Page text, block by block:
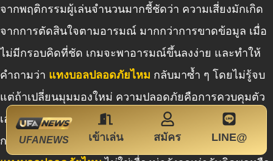
จากพฤติกรรมผู้เล่นจำนวนมากชี้ชัดว่า ความเสี่ยงมักเกิด
จากการตัดสินใจตามอารมณ์ มากกว่าการขาดข้อมูล เมื่อ
ไม่มีกรอบคิดที่ชัด เกมจะพาอารมณ์ขึ้นลงง่าย และทำให้
คำถามว่า แทงบอลปลอดภัยไหม กลับมาซ้ำ ๆ โดยไม่รู้จบ
แต่ถ้าเปลี่ยนมุมมองใหม่ ความปลอดภัยคือการควบคุมตัว
เองได้ ไม่หลุดจากแผน และไม่เร่งตัดสินใจเพราะแรง
กดดันระหว่างเกม นี่คือเหตุผลที่คนซึ่งคิดเป็นระบบมองว่า
UFANEWS เข้าเล่น สมัคร LINE@